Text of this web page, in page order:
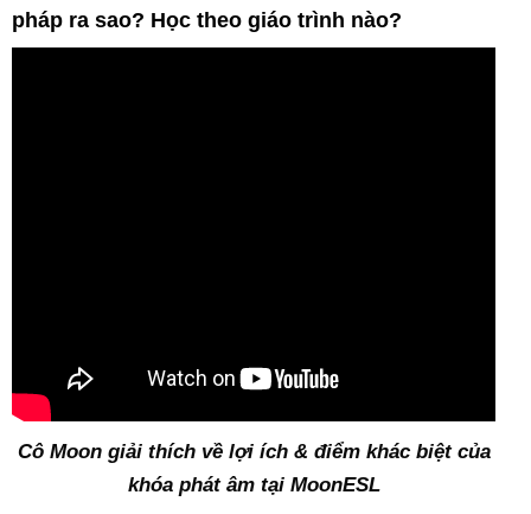
pháp ra sao? Học theo giáo trình nào?
Cô Moon giải thích về lợi ích & điểm khác biệt của
khóa phát âm tại MoonESL